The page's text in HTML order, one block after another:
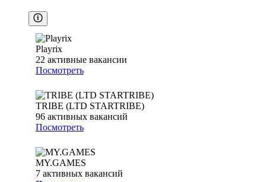
Playrix
22 активные вакансии
Посмотреть
TRIBE (LTD STARTRIBE)
96 активных вакансий
Посмотреть
MY.GAMES
7 активных вакансий